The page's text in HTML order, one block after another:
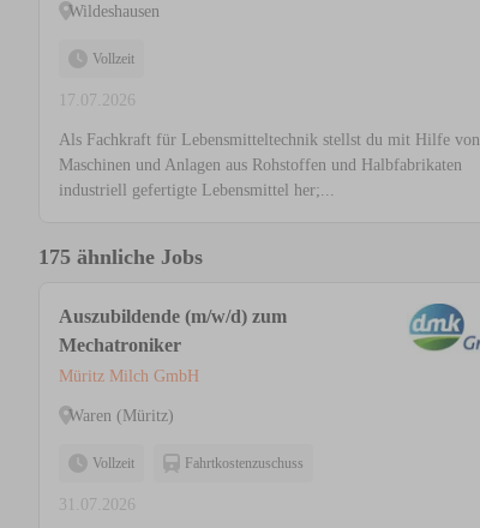
Wildeshausen
Vollzeit
17.07.2026
Als Fachkraft für Lebensmitteltechnik stellst du mit Hilfe von
Maschinen und Anlagen aus Rohstoffen und Halbfabrikaten
industriell gefertigte Lebensmittel her;...
175 ähnliche Jobs
Auszubildende (m/w/d) zum
Mechatroniker
Müritz Milch GmbH
Waren (Müritz)
Vollzeit Fahrtkostenzuschuss
31.07.2026